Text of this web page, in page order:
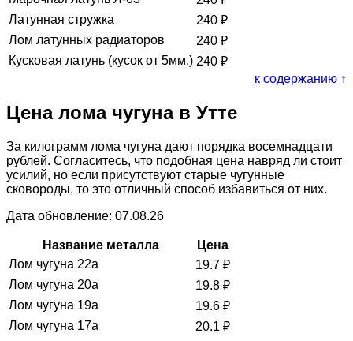
Латунная стружка
240 ₽
Лом латунных радиаторов
240 ₽
Кусковая латунь (кусок от 5мм.) 240 ₽
к содержанию ↑
Цена лома чугуна в Утте
За килограмм лома чугуна дают порядка восемнадцати
рублей. Согласитесь, что подобная цена навряд ли стоит
усилий, но если присутствуют старые чугунные
сковороды, то это отличный способ избавиться от них.
Дата обновление: 07.08.26
Название металла
Цена
Лом чугуна 22а
19.7 ₽
Лом чугуна 20а
19.8 ₽
Лом чугуна 19а
19.6 ₽
Лом чугуна 17а
20.1 ₽